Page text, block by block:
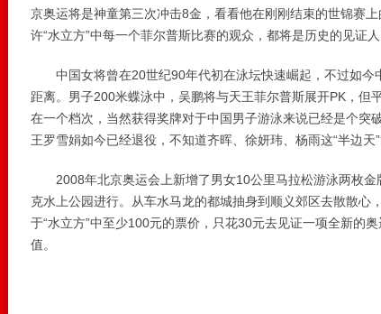
京奥运将是神童第三次冲击8金，看看他在刚刚结束的世锦赛
许“水立方”中每一个菲尔普斯比赛的观众，都将是历史的见证人
中国女将曾在20世纪90年代初在泳坛快速崛起，不过如今
距离。男子200米蝶泳中，吴鹏将与天王菲尔普斯展开PK，但
在一个档次，当然获得奖牌对于中国男子游泳来说已经是个突
王罗雪娟如今已经退役，不知道齐晖、徐妍玮、杨雨这“半边天
2008年北京奥运会上新增了男女10公里马拉松游泳两枚金
克水上公园进行。从车水马龙的都城抽身到顺义郊区去散散心
于“水立方”中至少100元的票价，只花30元去见证一项全新的
值。